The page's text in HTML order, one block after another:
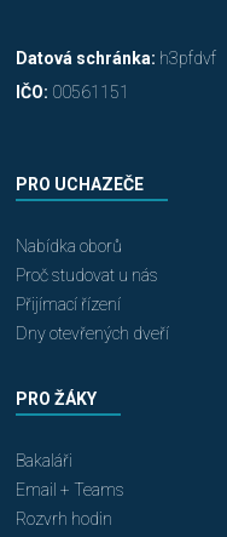
Datová schránka: h3pfdvf
IČO: 00561151
PRO UCHAZEČE
Nabídka oborů
Proč studovat u nás
Přijímací řízení
Dny otevřených dveří
PRO ŽÁKY
Bakaláři
Email + Teams
Rozvrh hodin